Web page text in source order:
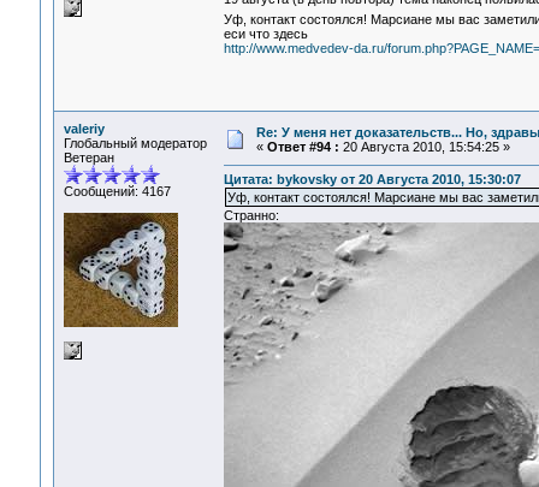
Уф, контакт состоялся! Марсиане мы вас
еси что здесь
http://www.medvedev-da.ru/
valeriy
Глобальный модератор
Ветеран
Сообщений: 4167
Re: У меня нет доказательств... Но,
« Ответ #94 : 20 Августа 2010, 15:54:25 »
Цитата: bykovsky от 20 Августа 2010, 15:30:07
Уф, контакт состоялся! Марсиане мы вас
Странно: